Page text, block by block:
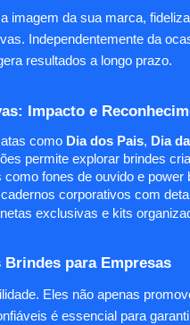
da sua marca,
Independentemente da
resultados a longo prazo.
Impacto e
como Dia dos Pais, Dia
permite explorar brindes
fones de ouvido e
corporativos com
exclusivas e kits
Brindes para Empresas
Eles não apenas
é essencial para